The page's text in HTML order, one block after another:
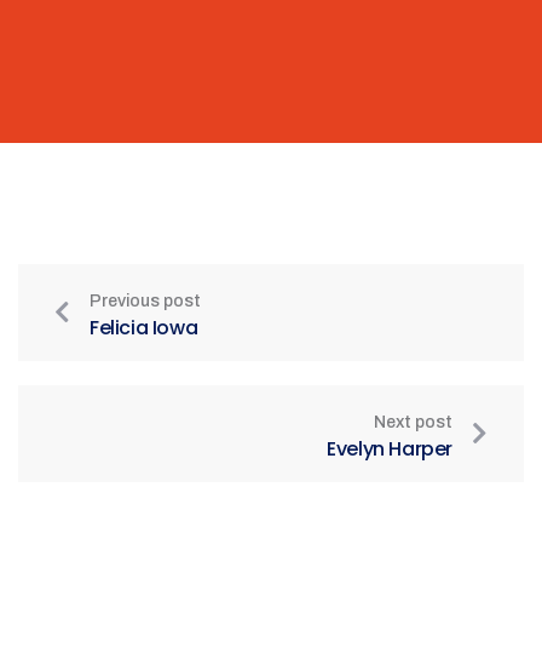
Previous post
Felicia Iowa
Next post
Evelyn Harper